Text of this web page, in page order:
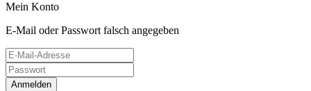
Mein Konto
E-Mail oder Passwort falsch angegeben